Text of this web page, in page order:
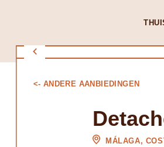
<- ANDERE AANBIEDINGEN
MÁLAGA,